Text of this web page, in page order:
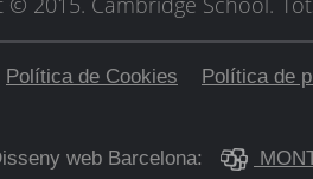
© 2015. Cambridge School.
Política de Cookies Política de
web Barcelona: